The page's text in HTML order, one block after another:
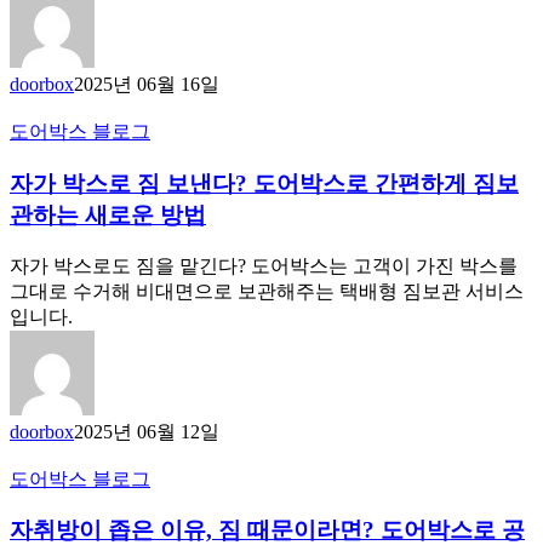
doorbox2025년 06월 16일
도어박스 블로그
자가 박스로 짐 보낸다? 도어박스로 간편하게 짐보
관하는 새로운 방법
자가 박스로도 짐을 맡긴다? 도어박스는 고객이 가진 박스를
그대로 수거해 비대면으로 보관해주는 택배형 짐보관 서비스
입니다.
doorbox2025년 06월 12일
도어박스 블로그
자취방이 좁은 이유, 짐 때문이라면? 도어박스로 공